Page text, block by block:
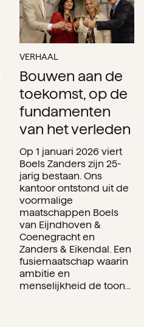
VERHAAL
Bouwen aan de
toekomst, op de
fundamenten
van het verleden
Op 1 januari 2026 viert
Boels Zanders zijn 25-
jarig bestaan. Ons
kantoor ontstond uit de
voormalige
maatschappen Boels
van Eijndhoven &
Coenegracht en
Zanders & Eikendal. Een
fusiemaatschap waarin
ambitie en
menselijkheid de toon...